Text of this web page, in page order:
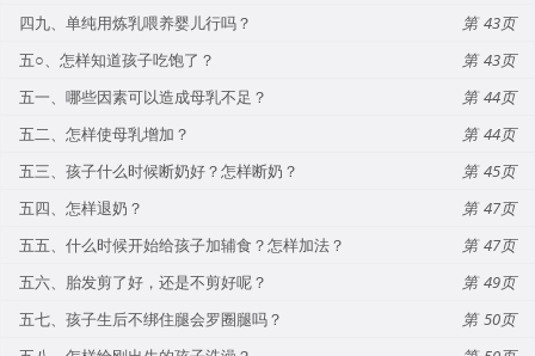
四九、单纯用炼乳喂养婴儿行吗？
43
五○、怎样知道孩子吃饱了？
43
五一、哪些因素可以造成母乳不足？
44
五二、怎样使母乳增加？
44
五三、孩子什么时候断奶好？怎样断奶？
45
五四、怎样退奶？
47
五五、什么时候开始给孩子加辅食？怎样加法？
47
五六、胎发剪了好，还是不剪好呢？
49
五七、孩子生后不绑住腿会罗圈腿吗？
50